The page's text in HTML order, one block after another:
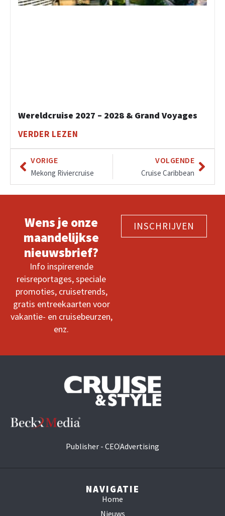
Wereldcruise 2027 – 2028 & Grand Voyages
VERDER LEZEN
VORIGE
Mekong Riviercruise
VOLGENDE
Cruise Caribbean
Wens je onze
maandelijkse
nieuwsbrief?
Info inspirerende
reisreportages, speciale
promoties, cruisetrends,
gratis entreekaarten voor
vakantie- en cruisebeurzen,
enz.
INSCHRIJVEN
Publisher - CEOAdvertising
NAVIGATIE
Home
Nieuws